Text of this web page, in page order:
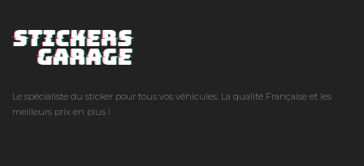
Le spécialiste du sticker pour tous vos véhicules. La qualité Française et les
meilleurs prix en plus !